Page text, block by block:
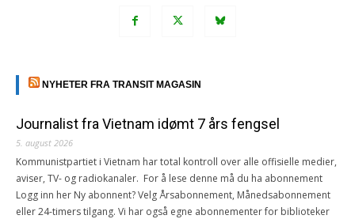
NYHETER FRA TRANSIT MAGASIN
Journalist fra Vietnam idømt 7 års fengsel
5. august 2026
Kommunistpartiet i Vietnam har total kontroll over alle offisielle medier,
aviser, TV- og radiokanaler. For å lese denne må du ha abonnement
Logg inn her Ny abonnent? Velg Årsabonnement, Månedsabonnement
eller 24-timers tilgang. Vi har også egne abonnementer for biblioteker